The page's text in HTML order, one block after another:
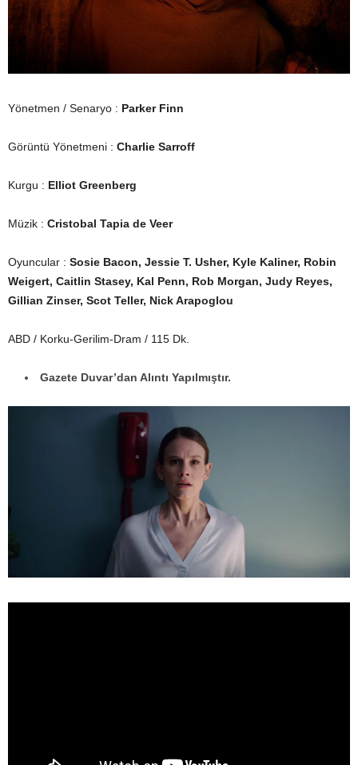
Yönetmen / Senaryo : Parker Finn
Görüntü Yönetmeni : Charlie Sarroff
Kurgu : Elliot Greenberg
Müzik : Cristobal Tapia de Veer
Oyuncular : Sosie Bacon, Jessie T. Usher, Kyle Kaliner, Robin
Weigert, Caitlin Stasey, Kal Penn, Rob Morgan, Judy Reyes,
Gillian Zinser, Scot Teller, Nick Arapoglou
ABD / Korku-Gerilim-Dram / 115 Dk.
Gazete Duvar’dan Alıntı Yapılmıştır.